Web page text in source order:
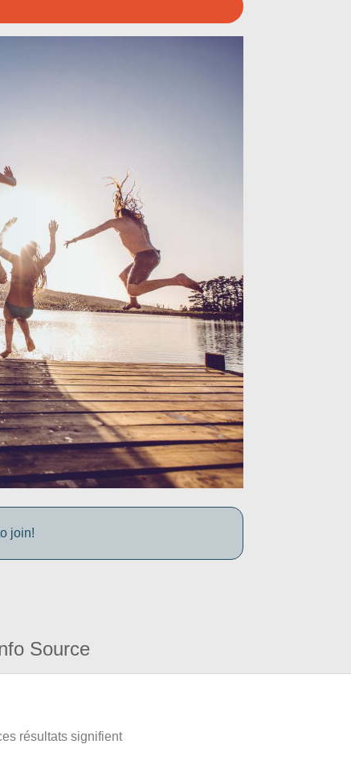
join!
Source
résultats signifient